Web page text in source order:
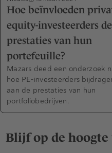
Hoe beïnvloeden
equity-investeerders de
prestaties van hun
portefeuille?
Mazars deed een onderzoek
hoe PE-investeerders
aan de prestaties van hun
portfoliobedrijven.
Blijf op de